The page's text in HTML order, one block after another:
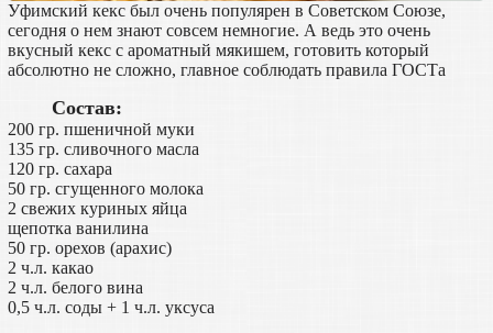
Уфимский кекс был очень популярен в Советском Союзе,
сегодня о нем знают совсем немногие. А ведь это очень
вкусный кекс с ароматный мякишем, готовить который
абсолютно не сложно, главное соблюдать правила ГОСТа
Состав:
200 гр. пшеничной муки
135 гр. сливочного масла
120 гр. сахара
50 гр. сгущенного молока
2 свежих куриных яйца
щепотка ванилина
50 гр. орехов (арахис)
2 ч.л. какао
2 ч.л. белого вина
0,5 ч.л. соды + 1 ч.л. уксуса